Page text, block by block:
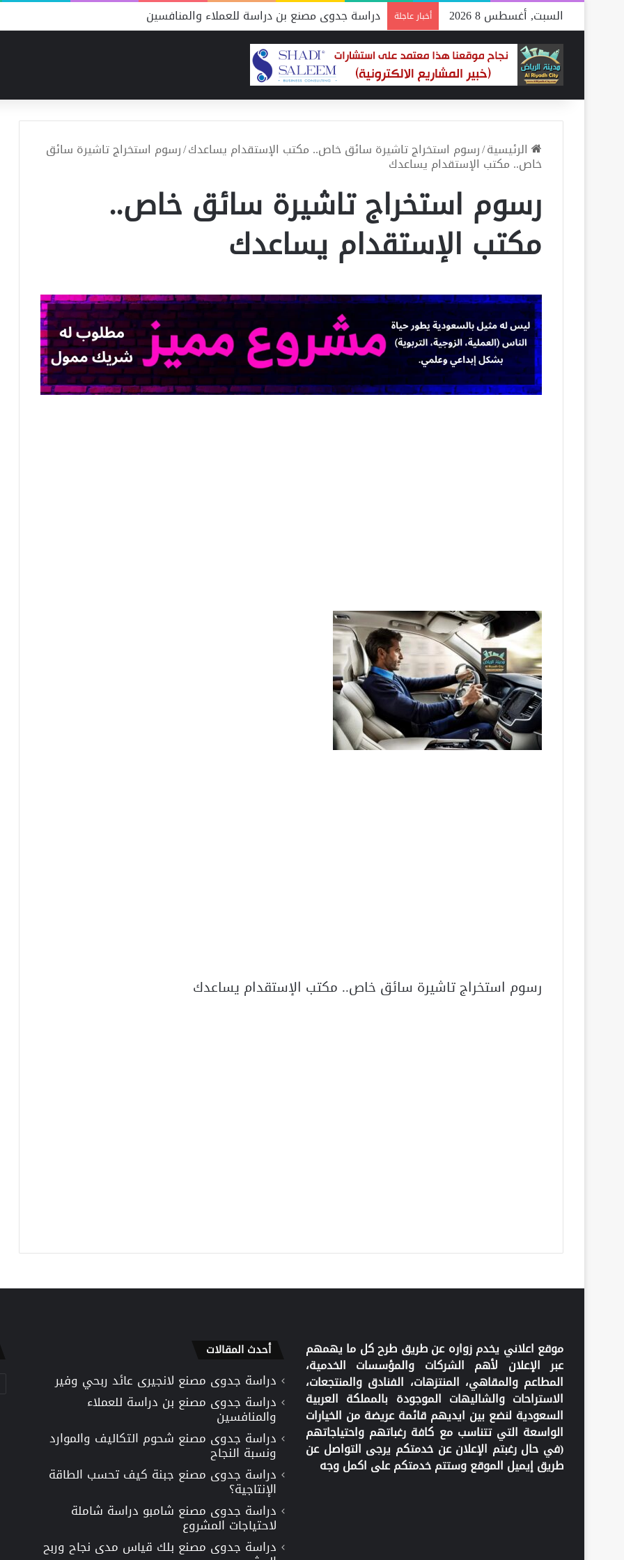
السبت, أغسطس 8 2026 أخبار عاجلة دراسة جدوى مصنع بن دراسة للعملاء والمنافسين
الرئيسية/رسوم استخراج تاشيرة سائق خاص.. مكتب الإستقدام يساعدك/رسوم استخراج تاشيرة سائق
خاص.. مكتب الإستقدام يساعدك
رسوم استخراج تاشيرة سائق خاص..
مكتب الإستقدام يساعدك
رسوم استخراج تاشيرة سائق خاص.. مكتب الإستقدام يساعدك
موقع اعلاني يخدم زواره عن طريق طرح كل ما يهمهم
عبر الإعلان لأهم الشركات والمؤسسات الخدمية،
المطاعم والمقاهي، المنتزهات، الفنادق والمنتجعات،
الاستراحات والشاليهات الموجودة بالمملكة العربية
السعودية لنضع بين ايديهم قائمة عريضة من الخيارات
الواسعة التي تتناسب مع كافة رغباتهم واحتياجاتهم
(في حال رغبتم الإعلان عن خدمتكم يرجى التواصل عن
طريق إيميل الموقع وستتم خدمتكم على اكمل وجه
أحدث المقالات
دراسة جدوى مصنع لانجيرى عائد ربحي وفير
دراسة جدوى مصنع بن دراسة للعملاء
والمنافسين
دراسة جدوى مصنع شحوم التكاليف والموارد
ونسبة النجاح
دراسة جدوى مصنع جبنة كيف تحسب الطاقة
الإنتاجية؟
دراسة جدوى مصنع شامبو دراسة شاملة
لاحتياجات المشروع
دراسة جدوى مصنع بلك قياس مدى نجاح وربح